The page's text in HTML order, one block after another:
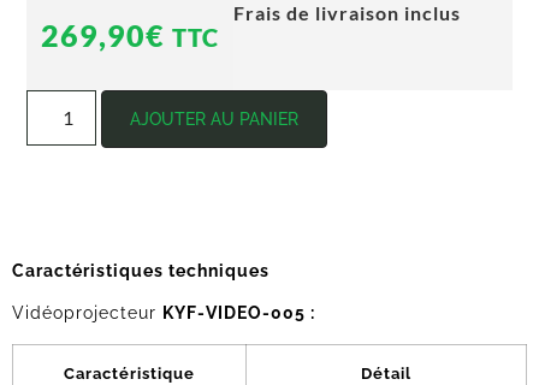
269,90€ TTC
Frais de livraison inclus
AJOUTER AU PANIER
Caractéristiques techniques
Vidéoprojecteur KYF-VIDEO-005 :
Caractéristique Détail